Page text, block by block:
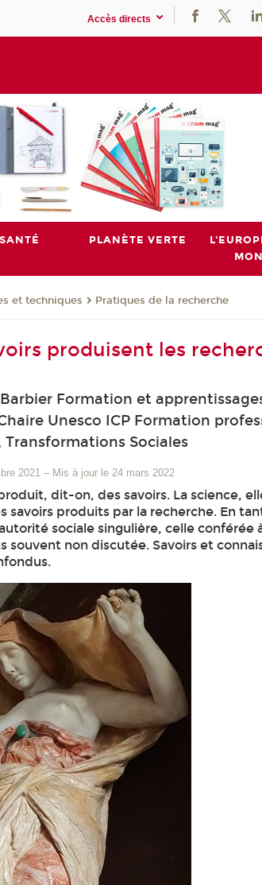
Accès directs
SANTÉ PLANÈTE VERTE
et techniques Pratiques de la recherche
produisent les
Formation et
Unesco ICP Formation
Transformations Sociales
2021 – Mis à jour le 24 mars 2022
dit-on, des savoirs. La science,
savoirs produits par la recherche. En
sociale singulière, celle conférée
souvent non discutée. Savoirs et